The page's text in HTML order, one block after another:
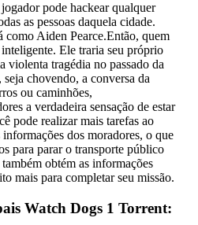
pode hackear qualquer
as pessoas daquela cidade.
como Aiden Pearce.Então, quem
Ele traria seu próprio
violenta tragédia no passado da
chovendo, a conversa da
ou caminhões,
a verdadeira sensação de estar
pode realizar mais tarefas ao
dos moradores, o que
para parar o transporte público
obtém as informações
mais para completar seu missão.
Watch Dogs 1 Torrent: